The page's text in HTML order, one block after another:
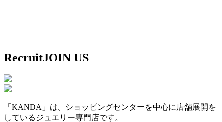
RecruitJOIN US
「KANDA」は、ショッピングセンターを中心に店舗展開を
しているジュエリー専門店です。